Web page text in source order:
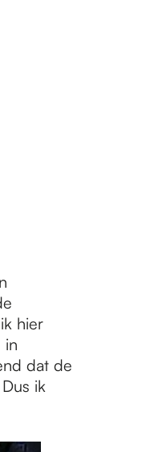
hier
in
dat de
ik